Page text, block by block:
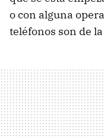
o con alguna
teléfonos son de